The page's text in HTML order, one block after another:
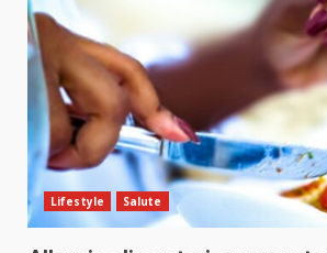
Lifestyle Salute